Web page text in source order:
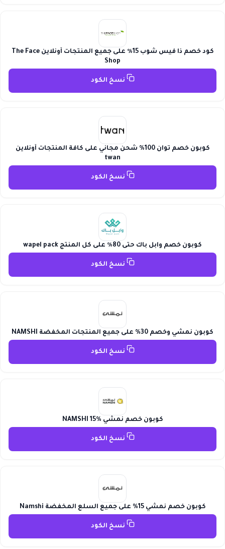
كود خصم ذا فيس شوب 15٪ على جميع المنتجات أونلاين The Face
Shop
نسخ الكود
كوبون خصم توان 100% شحن مجاني على كافة المنتجات أونلاين
twan
نسخ الكود
كوبون خصم وابل باك حتى 80٪ على كل المنتج wapel pack
نسخ الكود
كوبون نمشي وخصم 30% على جميع المنتجات المخفضة NAMSHI
نسخ الكود
كوبون خصم نمشي NAMSHI 15%
نسخ الكود
كوبون خصم نمشي 15% على جميع السلع المخفضة Namshi
نسخ الكود